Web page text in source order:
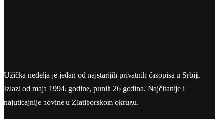
Užička nedelja je jedan od najstarijih privatnih časopisa u Srbiji.
Izlazi od maja 1994. godine, punih 26 godina. Najčitanije i
najuticajnije novine u Zlatiborskom okrugu.